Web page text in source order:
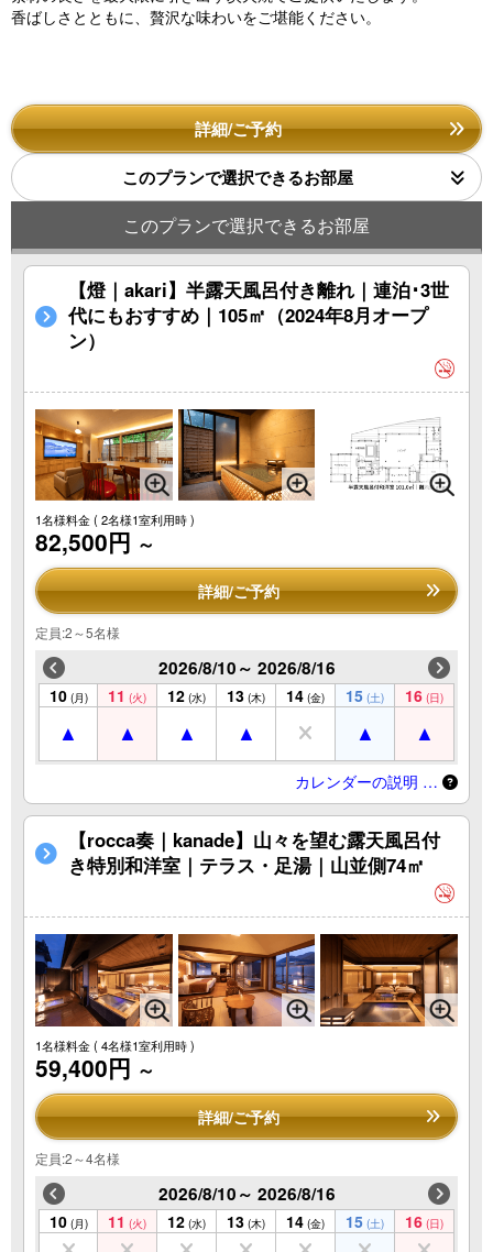
香ばしさとともに、贅沢な味わいをご堪能ください。
詳細/ご予約
このプランで選択できるお部屋
このプランで選択できるお部屋
【燈｜akari】半露天風呂付き離れ｜連泊･3世
代にもおすすめ｜105㎡（2024年8月オープ
ン）
1名様料金( 2名様1室利用時 )
82,500円 ～
詳細/ご予約
定員:2～5名様
2026/8/10～ 2026/8/16
10 (月) 11 (火) 12 (水) 13 (木) 14 (金) 15 (土) 16 (日)
カレンダーの説明 …
【rocca奏｜kanade】山々を望む露天風呂付
き特別和洋室｜テラス・足湯｜山並側74㎡
1名様料金( 4名様1室利用時 )
59,400円 ～
詳細/ご予約
定員:2～4名様
2026/8/10～ 2026/8/16
10 (月) 11 (火) 12 (水) 13 (木) 14 (金) 15 (土) 16 (日)